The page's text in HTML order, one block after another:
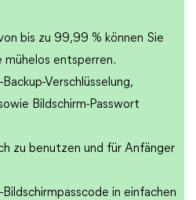
bis zu 99,99 % können Sie
mühelos entsperren.
Backup-Verschlüsselung,
Bildschirm-Passwort
zu benutzen und für Anfänger
Bildschirmpasscode in einfachen